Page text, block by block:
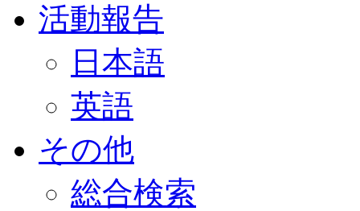
活動報告
日本語
英語
その他
総合検索